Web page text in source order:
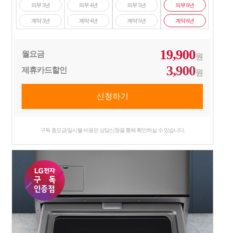
의무 3년
계약 3년
의무 4년
계약 4년
의무 5년
계약 5년
의무 6년
계약 6년
월요금 19,900원
제휴카드할인
3,900원
구독 총요금/일시불 비용은 상담신청을 통해 확인하실 수 있습니다.